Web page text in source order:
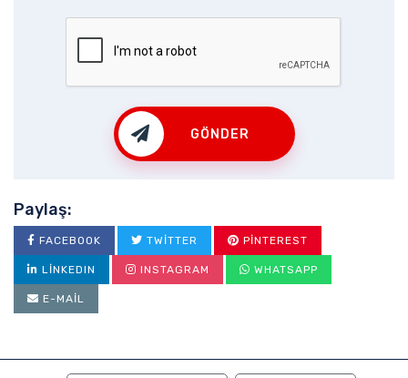
GÖNDER
Paylaş:
FACEBOOK TWITTER PINTEREST
LINKEDIN INSTAGRAM WHATSAPP
E-MAIL